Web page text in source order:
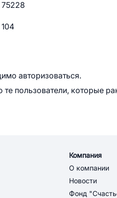
75228
104
авторизоваться.
те пользователи, которые
Компания
О компании
Новости
Фонд